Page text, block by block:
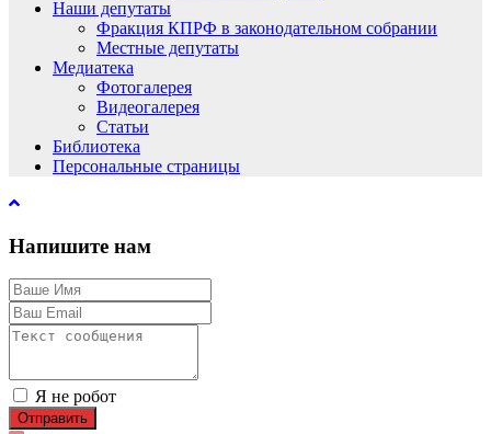
Наши депутаты
Фракция КПРФ в законодательном собрании
Местные депутаты
Медиатека
Фотогалерея
Видеогалерея
Статьи
Библиотека
Персональные страницы
Напишите нам
Я не робот
Отправить